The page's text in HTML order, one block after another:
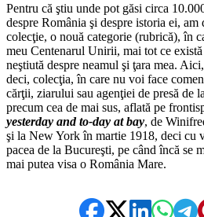
Pentru că ştiu unde pot găsi circa
despre România şi despre istoria ei,
colecţie, o nouă categorie (rubrică), în
meu Centenarul Unirii, mai tot ce
neştiută despre neamul şi ţara mea.
deci, colecţia, în care nu voi face
cărţii, ziarului sau agenţiei de presă de
precum cea de mai sus, aflată pe
yesterday and to-day at bay, de
şi la New York în martie 1918, deci cu
pacea de la Bucureşti, pe când încă se
mai putea visa o România Mare.